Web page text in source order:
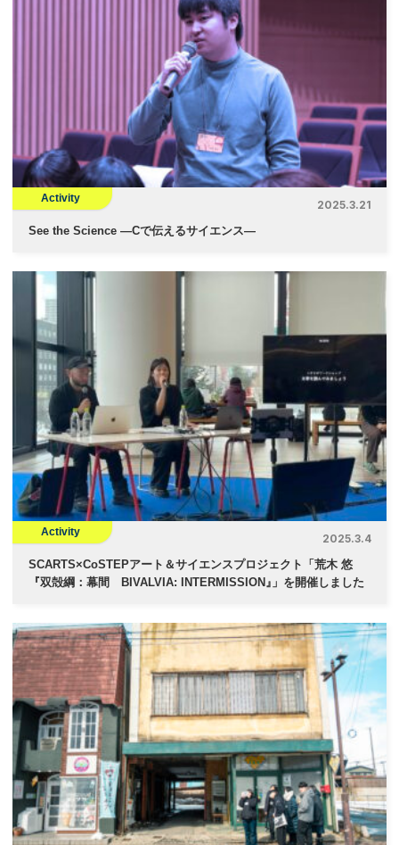
Activity
2025.3.21
See the Science —Cで伝えるサイエンス—
Activity
2025.3.4
SCARTS×CoSTEPアート＆サイエンスプロジェクト「荒木 悠
『双殻綱：幕間 BIVALVIA: INTERMISSION 』 」を開催しました